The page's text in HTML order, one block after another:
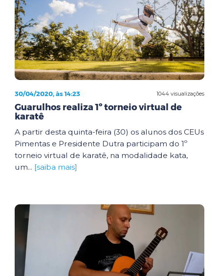
1044 visualizações
30/04/2020, às 14:23
Guarulhos realiza 1º torneio virtual de
karatê
A partir desta quinta-feira (30) os alunos dos CEUs
Pimentas e Presidente Dutra participam do 1º
torneio virtual de karatê, na modalidade kata,
um... [saiba mais]